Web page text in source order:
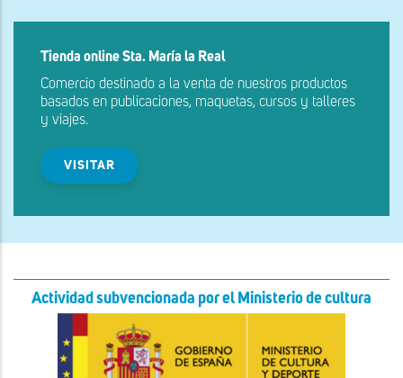
Tienda online Sta. María la Real
Comercio destinado a la venta de nuestros productos
basados en publicaciones, maquetas, cursos y talleres
y viajes.
VISITAR
Actividad subvencionada por el Ministerio de cultura